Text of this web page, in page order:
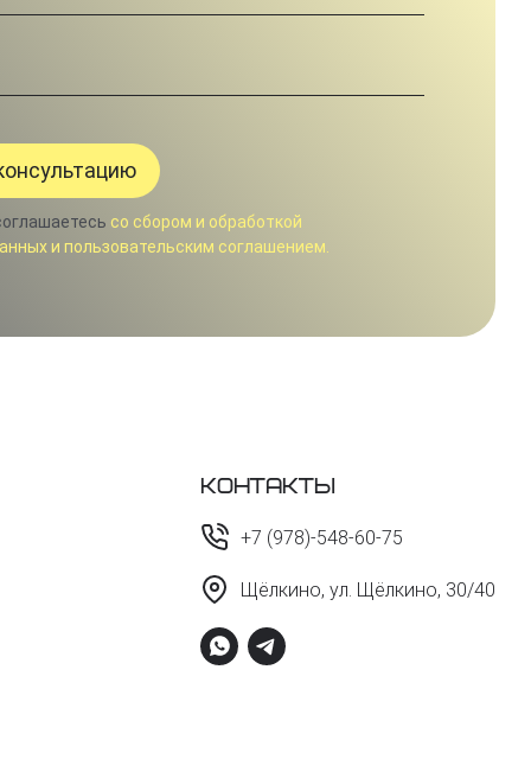
со сбором и обработкой
и пользовательским соглашением.
Контакты
+7 (978)-548-60-75
Щёлкино, ул. Щёлкино, 30/40